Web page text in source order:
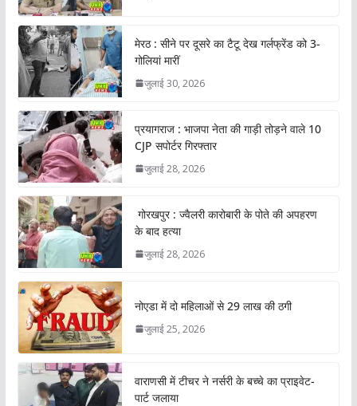
मेरठ : सीने पर दूसरे का टैटू देख गर्लफ्रेंड को 3-
गोलियां मारीं
जुलाई 30, 2026
प्रयागराज : भाजपा नेता की गाड़ी तोड़ने वाले 10
CJP सपोर्टर गिरफ्तार
जुलाई 28, 2026
गोरखपुर : ज्वैलरी कारोबारी के पोते की अपहरण
के बाद हत्या
जुलाई 28, 2026
नोएडा में दो महिलाओं से 29 लाख की ठगी
जुलाई 25, 2026
वाराणसी में टीचर ने नर्सरी के बच्चे का प्राइवेट-
पार्ट जलाया